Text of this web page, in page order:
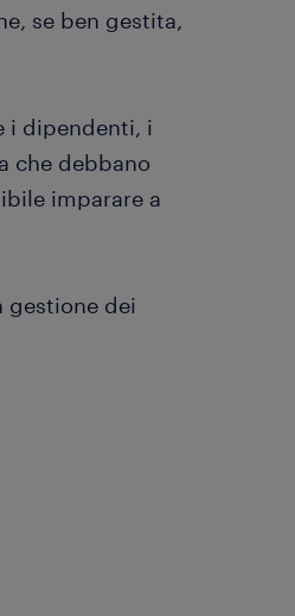
se ben gestita,
i dipendenti, i
che debbano
imparare a
gestione dei